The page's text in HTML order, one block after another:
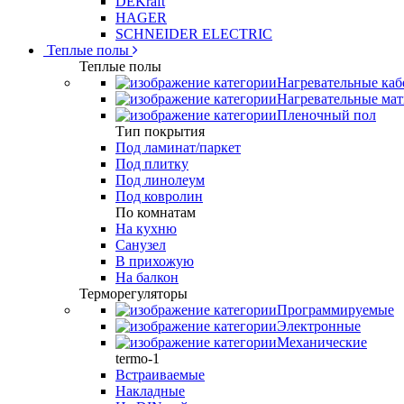
HAGER
SCHNEIDER ELECTRIC
Теплые полы
Теплые полы
Нагревательные
Нагревательные
Пленочный пол
Тип покрытия
Под ламинат/паркет
Под плитку
Под линолеум
Под ковролин
По комнатам
На кухню
Санузел
В прихожую
На балкон
Терморегуляторы
Программируемые
Электронные
Механические
termo-1
Встраиваемые
Накладные